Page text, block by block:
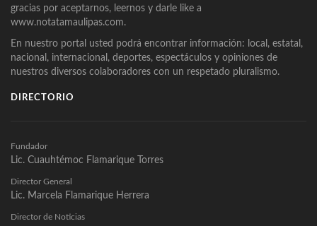
gracias por aceptarnos, leernos y darle like a
www.notatamaulipas.com.
En nuestro portal usted podrá encontrar información: local, estatal,
nacional, internacional, deportes, espectáculos y opiniones de
nuestros diversos colaboradores con un respetado pluralismo.
DIRECTORIO
Fundador
Lic. Cuauhtémoc Flamarique Torres
Director General
Lic. Marcela Flamarique Herrera
Director de Noticias